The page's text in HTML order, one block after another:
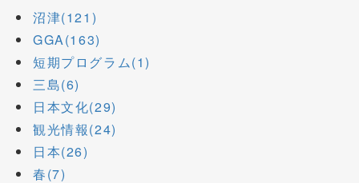
沼津(121)
GGA(163)
短期プログラム(1)
三島(6)
日本文化(29)
観光情報(24)
日本(26)
春(7)